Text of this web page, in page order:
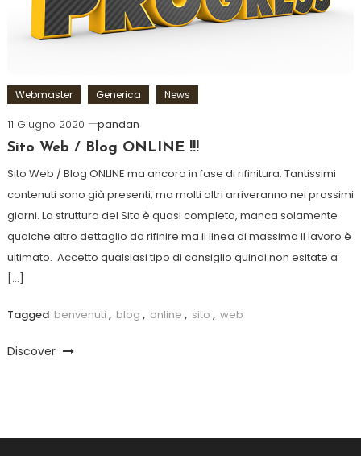
Webmaster Generica News
11 Giugno 2020
pandan
Sito Web / Blog ONLINE !!!
Sito Web / Blog ONLINE ma ancora in fase di rifinitura. Tantissimi
contenuti sono già presenti, ma molti altri arriveranno nei prossimi
giorni. La struttura del Sito è quasi completa, manca solamente
qualche altro dettaglio da rifinire ma il linea di massima il lavoro è
ultimato. Accetto qualsiasi tipo di consiglio quindi non esitate a
[…]
Tagged benvenuti , blog , online , sito , web
Discover